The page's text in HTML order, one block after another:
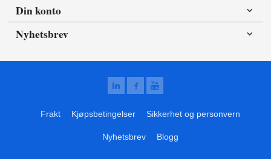
Din konto
Nyhetsbrev
Frakt Kjøpsbetingelser Sikkerhet og personvern
Nyhetsbrev Blogg